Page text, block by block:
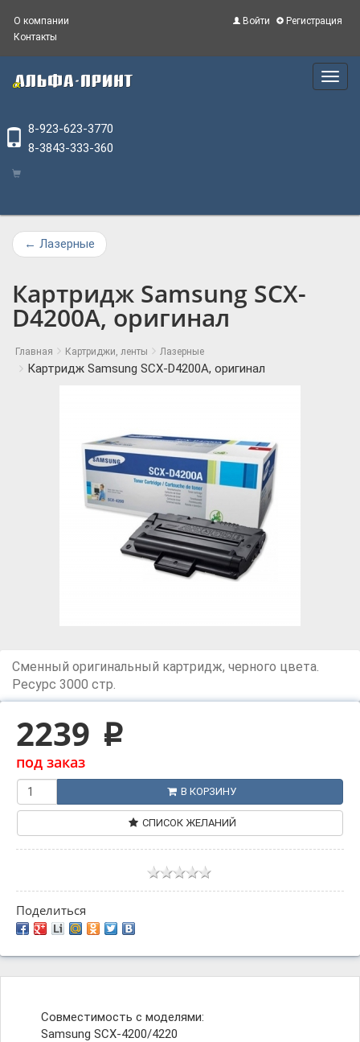
Войти Регистрация
О компании
Контакты
Main
Menu
8-923-623-3770
8-3843-333-360
← Лазерные
Картридж Samsung SCX-
D4200A, оригинал
Главная Картриджи, ленты Лазерные
Картридж Samsung SCX-D4200A, оригинал
Сменный оригинальный картридж, черного цвета.
Ресурс 3000 стр.
2239 p
под заказ
В КОРЗИНУ
СПИСОК ЖЕЛАНИЙ
Поделиться
Совместимость с моделями:
Samsung SCX-4200/4220